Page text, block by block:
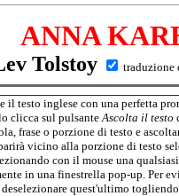
ANNA
Tolstoy traduzione
il testo inglese con una perfetta
clicca sul pulsanteAscolta il testo
frase o porzione di testo e
vicino alla porzione di testo
con il mouse una
in una finestrella pop-up. Per
quest'ultimo